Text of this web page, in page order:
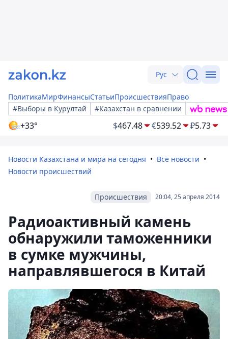
Рус
ПолитикаМирФинансыСтатьиПроисшествияПраво
#Выборы в Курултай
#Казахстан в сравнении
+33° $467.48 €539.52 ₽5.73
Новости Казахстана и мира на сегодня
Все новости
Новости происшествий
20:04, 25 апреля 2014
Происшествия
Радиоактивный камень
обнаружили таможенники
в сумке мужчины,
направлявшегося в Китай